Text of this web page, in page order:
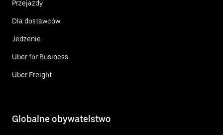
Przejazdy
Dla dostawców
Jedzenie
Uber for Business
Uber Freight
Globalne obywatelstwo